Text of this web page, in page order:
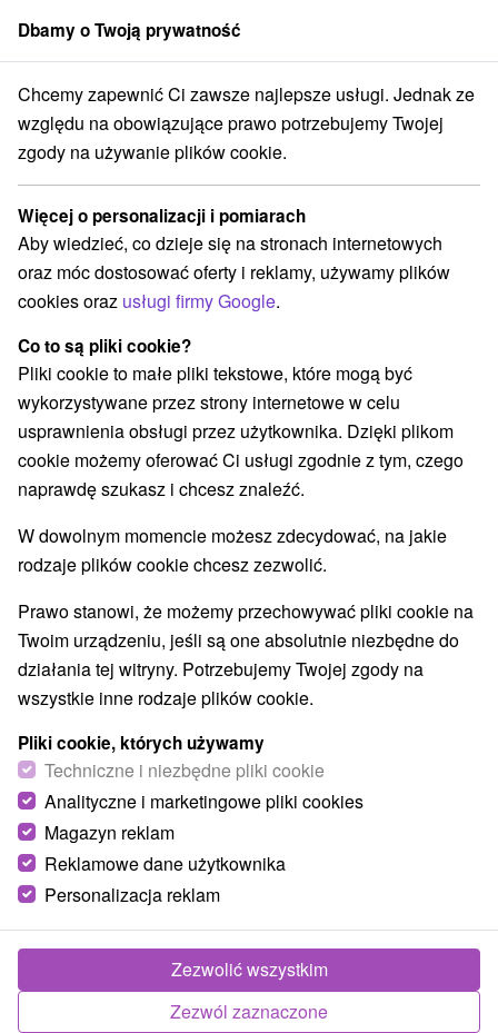
członek grupySorger
Relaksujący pobyt wellness: Szeroki wybór zabiegów,
Relaksujący pobyt wellness:
Szeroki wybór zabiegów,
półpensjonat i bezpłatny dostęp do
basenów
Hotel Hviezda★★★Dudince
Wybierz datę
Przejdź do lokalizacji
doskonały
Dbamy o Twoją prywatność
Chcemy zapewnić Ci zawsze najlepsze usługi. Jednak ze
względu na obowiązujące prawo potrzebujemy Twojej
zgody na używanie plików cookie.
Więcej o personalizacji i pomiarach
Aby wiedzieć, co dzieje się na stronach internetowych
oraz móc dostosować oferty i reklamy, używamy plików
cookies oraz usługi firmy Google.
Co to są pliki cookie?
Pliki cookie to małe pliki tekstowe, które mogą być
wykorzystywane przez strony internetowe w celu
usprawnienia obsługi przez użytkownika. Dzięki plikom
cookie możemy oferować Ci usługi zgodnie z tym, czego
naprawdę szukasz i chcesz znaleźć.
W dowolnym momencie możesz zdecydować, na jakie
rodzaje plików cookie chcesz zezwolić.
Prawo stanowi, że możemy przechowywać pliki cookie na
Twoim urządzeniu, jeśli są one absolutnie niezbędne do
działania tej witryny. Potrzebujemy Twojej zgody na
wszystkie inne rodzaje plików cookie.
Pliki cookie, których używamy
Techniczne i niezbędne pliki cookie
Analityczne i marketingowe pliki cookies
Magazyn reklam
Reklamowe dane użytkownika
Personalizacja reklam
Zezwól zaznaczone
Zezwolić wszystkim